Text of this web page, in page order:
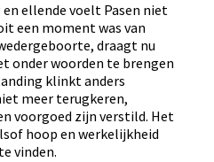
ellende voelt Pasen niet
een moment was van
draagt nu
onder woorden te brengen
klinkt anders
meer terugkeren,
voorgoed zijn verstild. Het
hoop en werkelijkheid
vinden.